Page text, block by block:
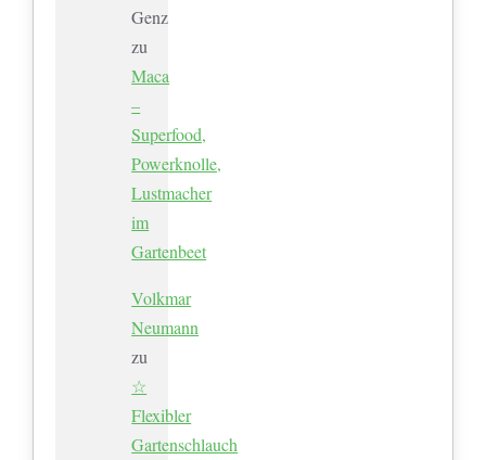
Genz
zu
Maca
–
Superfood,
Powerknolle,
Lustmacher
im
Gartenbeet
Volkmar
Neumann
zu
☆
Flexibler
Gartenschlauch